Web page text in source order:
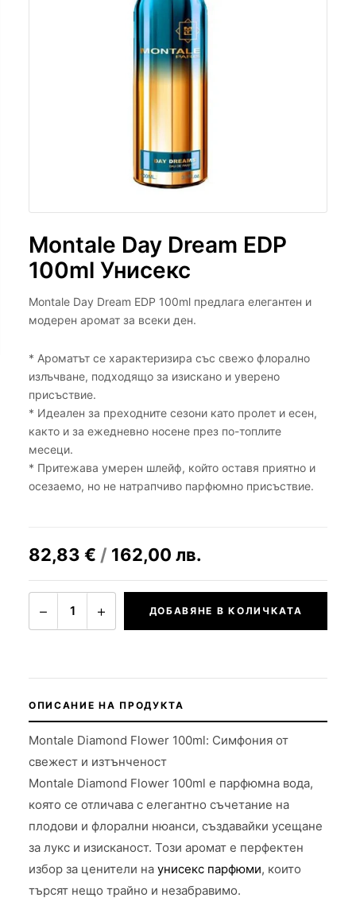
Montale Day Dream EDP
100ml Унисекс
Montale Day Dream EDP 100ml предлага елегантен и
модерен аромат за всеки ден.
* Ароматът се характеризира със свежо флорално
излъчване, подходящо за изискано и уверено
присъствие.
* Идеален за преходните сезони като пролет и есен,
както и за ежедневно носене през по-топлите
месеци.
* Притежава умерен шлейф, който оставя приятно и
осезаемо, но не натрапчиво парфюмно присъствие.
82,83 € / 162,00 лв.
− 1 + ДОБАВЯНЕ В КОЛИЧКАТА
ОПИСАНИЕ НА ПРОДУКТА
Montale Diamond Flower 100ml: Симфония от
свежест и изтънченост
Montale Diamond Flower 100ml е парфюмна вода,
която се отличава с елегантно съчетание на
плодови и флорални нюанси, създавайки усещане
за лукс и изисканост. Този аромат е перфектен
избор за ценители на унисекс парфюми, които
търсят нещо трайно и незабравимо.